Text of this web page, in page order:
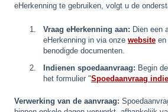
eHerkenning te gebruiken, volgt u de
Vraag eHerkenning aan: Dien een
eHerkenning in via onze website en
benodigde documenten.
Indienen spoedaanvraag: Begin
het formulier "Spoedaanvraag
Verwerking van de aanvraag: